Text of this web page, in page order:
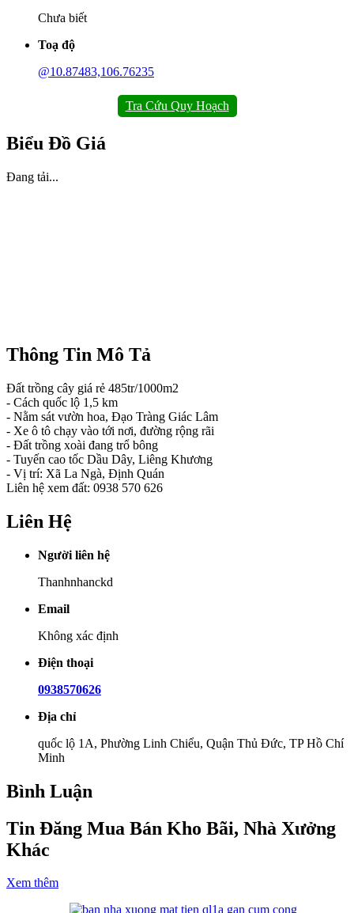
Chưa biết
Toạ độ
@10.87483,106.76235
Tra Cứu Quy Hoạch
Biểu Đồ Giá
Đang tải...
Thông Tin Mô Tả
Đất trồng cây giá rẻ 485tr/1000m2
- Cách quốc lộ 1,5 km
- Nằm sát vườn hoa, Đạo Tràng Giác Lâm
- Xe ô tô chạy vào tới nơi, đường rộng rãi
- Đất trồng xoài đang trổ bông
- Tuyến cao tốc Dầu Dây, Liêng Khương
- Vị trí: Xã La Ngà, Định Quán
Liên hệ xem đất: 0938 570 626
Liên Hệ
Người liên hệ
Thanhnhanckd
Email
Không xác định
Điện thoại
0938570626
Địa chỉ
quốc lộ 1A, Phường Linh Chiểu, Quận Thủ Đức, TP Hồ Chí
Minh
Bình Luận
Tin Đăng Mua Bán Kho Bãi, Nhà Xưởng
Khác
Xem thêm